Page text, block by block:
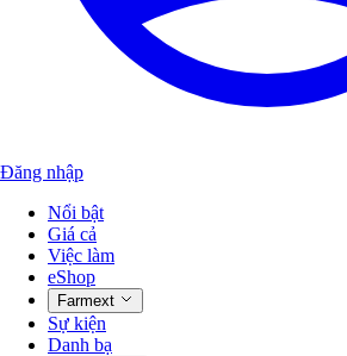
Đăng nhập
Nổi bật
Giá cả
Việc làm
eShop
Farmext
Sự kiện
Danh bạ